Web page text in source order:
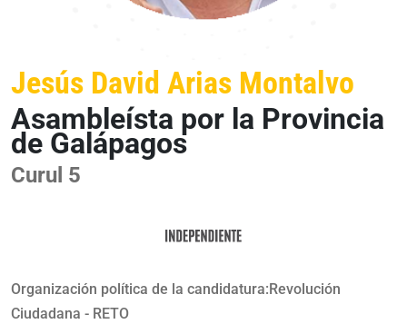
Jesús David Arias Montalvo
Asambleísta por la Provincia
de Galápagos
Curul 5
Organización política de la candidatura:Revolución
Ciudadana - RETO